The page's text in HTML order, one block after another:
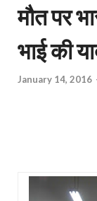
मौत पर
भाई की
January 14, 2016